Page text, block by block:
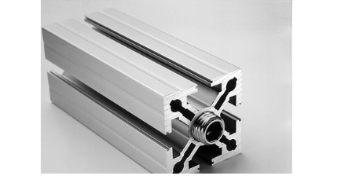
Éléments plastiques
Conduites de câbles
Eléments de surface
Charnières et Articulations
Ferrure
Éléments pneumatique
Éléments dynamique
Elément d’angle